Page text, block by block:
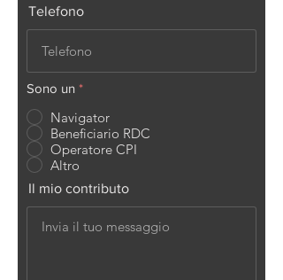
Telefono
Sono un *
Navigator
Beneficiario RDC
Operatore CPI
Altro
Il mio contributo